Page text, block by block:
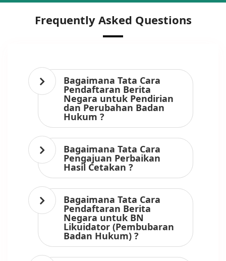
Frequently Asked Questions
Bagaimana Tata Cara
Pendaftaran Berita
Negara untuk Pendirian
dan Perubahan Badan
Hukum ?
Bagaimana Tata Cara
Pengajuan Perbaikan
Hasil Cetakan ?
Bagaimana Tata Cara
Pendaftaran Berita
Negara untuk BN
Likuidator (Pembubaran
Badan Hukum) ?